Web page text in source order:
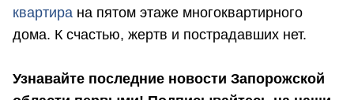
квартира на пятом этаже многоквартирного
дома. К счастью, жертв и пострадавших нет.
Узнавайте последние новости Запорожской